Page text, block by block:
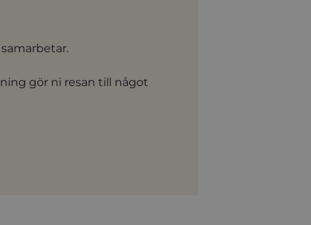
gör ni resan till något